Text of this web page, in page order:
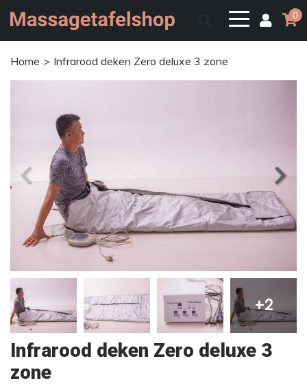
0
Home Infrarood deken Zero deluxe 3 zone
+2
Infrarood deken Zero deluxe 3
zone